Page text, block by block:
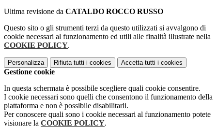
Ultima revisione da CATALDO ROCCO RUSSO
Questo sito o gli strumenti terzi da questo utilizzati si avvalgono di
cookie necessari al funzionamento ed utili alle finalità illustrate nella
COOKIE POLICY.
Personalizza Rifiuta tutti i cookies Accetta tutti i cookies
Gestione cookie
In questa schermata è possibile scegliere quali cookie consentire.
I cookie necessari sono quelli che consentono il funzionamento della
piattaforma e non è possibile disabilitarli.
Per conoscere quali sono i cookie necessari al funzionamento potete
visionare la COOKIE POLICY.